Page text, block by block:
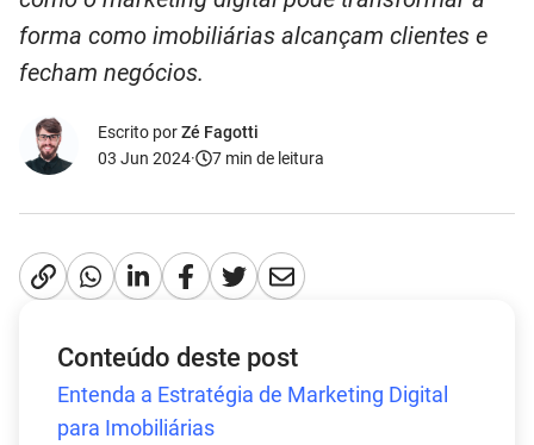
forma como imobiliárias alcançam clientes e
fecham negócios.
Escrito porZé Fagotti
03 Jun 2024· 7 min de leitura
Conteúdo deste post
Entenda a Estratégia de Marketing Digital
para Imobiliárias